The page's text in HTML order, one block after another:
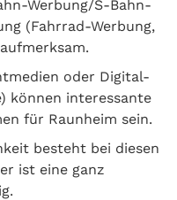
Werbung/S-Bahn-
(Fahrrad-Werbung,
oder Digital-
können interessante
für Raunheim sein.
besteht bei diesen
ist eine ganz